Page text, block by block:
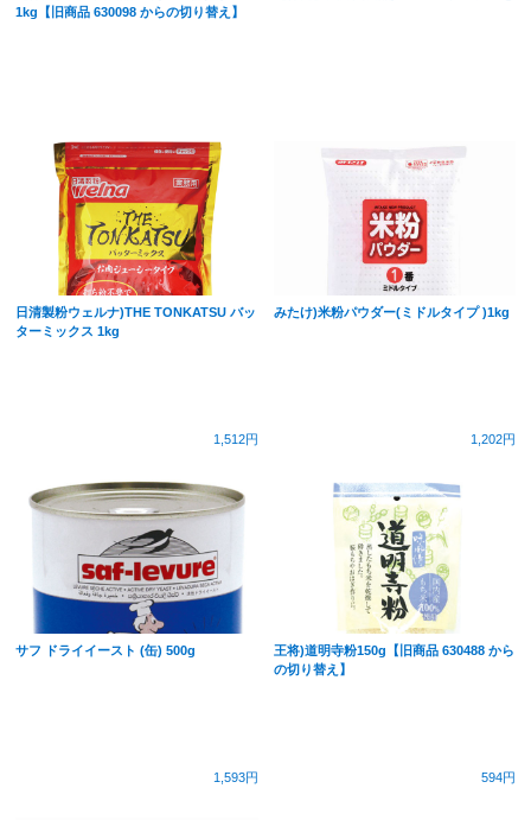
1kg【旧商品 630098 からの切り替え】
日清製粉ウェルナ)THE TONKATSU バッ
ターミックス 1kg
1,512円
みたけ)米粉パウダー(ミドルタイプ )1kg
1,202円
サフ ドライイースト (缶) 500g
1,593円
王将)道明寺粉150g【旧商品 630488 から
の切り替え】
594円